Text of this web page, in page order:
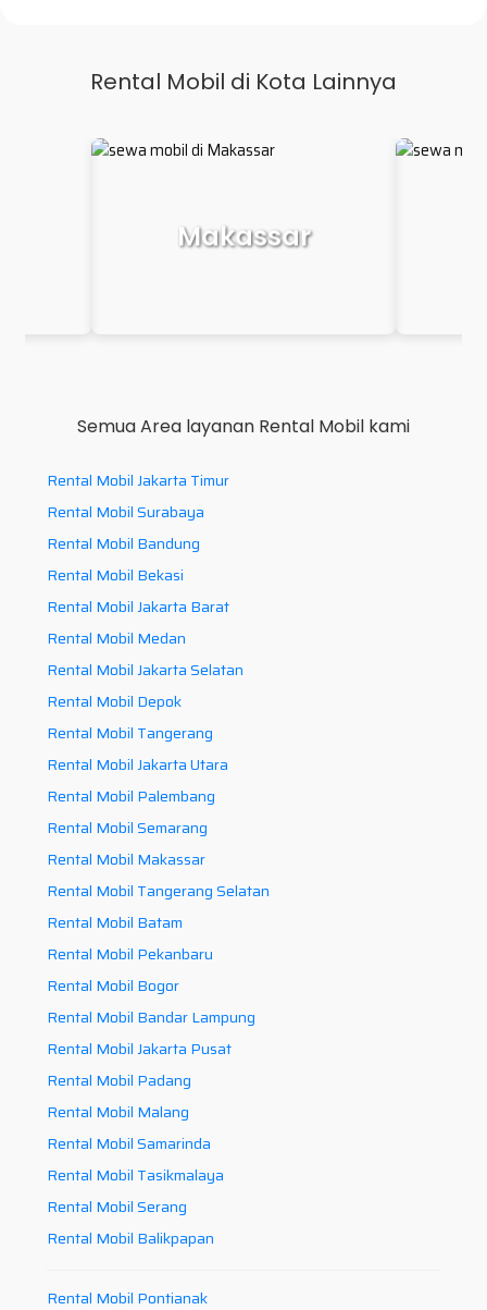
Rental Mobil di Kota Lainnya
Palembang
Semua Area layanan Rental Mobil kami
Rental Mobil Jakarta Timur
Rental Mobil Surabaya
Rental Mobil Bandung
Rental Mobil Bekasi
Rental Mobil Jakarta Barat
Rental Mobil Medan
Rental Mobil Jakarta Selatan
Rental Mobil Depok
Rental Mobil Tangerang
Rental Mobil Jakarta Utara
Rental Mobil Palembang
Rental Mobil Semarang
Rental Mobil Makassar
Rental Mobil Tangerang Selatan
Rental Mobil Batam
Rental Mobil Pekanbaru
Rental Mobil Bogor
Rental Mobil Bandar Lampung
Rental Mobil Jakarta Pusat
Rental Mobil Padang
Rental Mobil Malang
Rental Mobil Samarinda
Rental Mobil Tasikmalaya
Rental Mobil Serang
Rental Mobil Balikpapan
Rental Mobil Pontianak